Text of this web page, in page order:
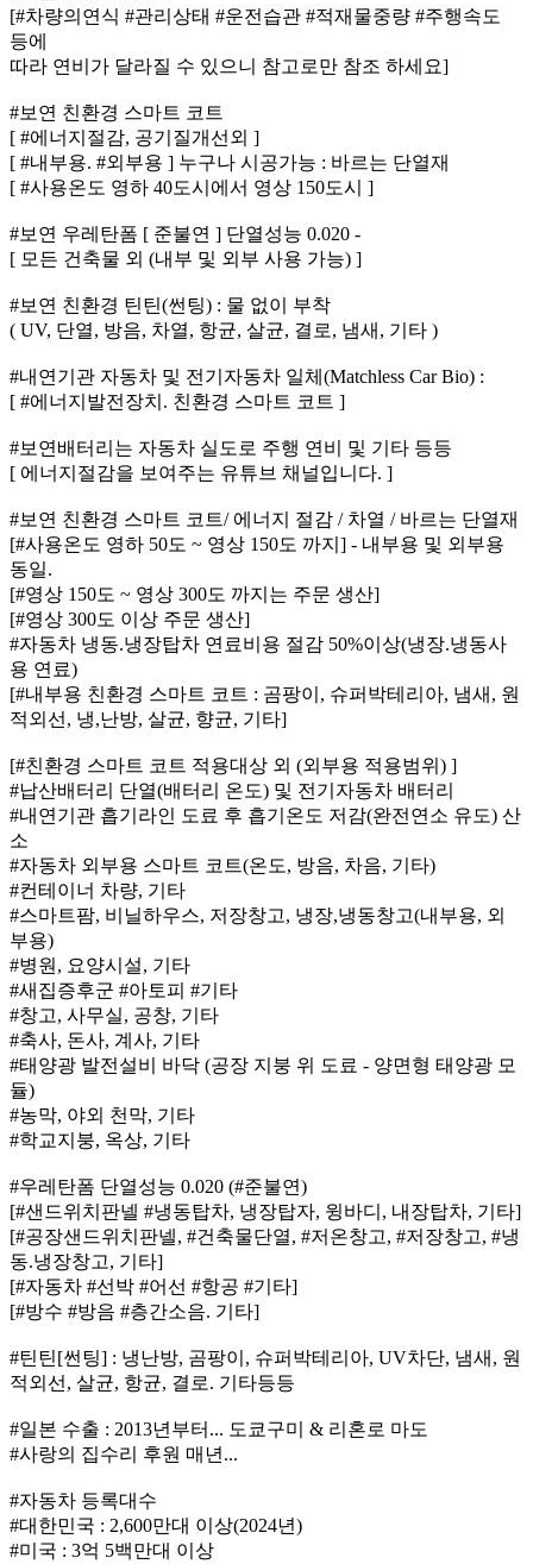
[#차량의연식 #관리상태 #운전습관 #적재물중량 #주행속도
등에
따라 연비가 달라질 수 있으니 참고로만 참조 하세요]
#보연 친환경 스마트 코트
[ #에너지절감, 공기질개선외 ]
[ #내부용. #외부용 ] 누구나 시공가능 : 바르는 단열재
[ #사용온도 영하 40도시에서 영상 150도시 ]
#보연 우레탄폼 [ 준불연 ] 단열성능 0.020 -
[ 모든 건축물 외 (내부 및 외부 사용 가능) ]
#보연 친환경 틴틴(썬팅) : 물 없이 부착
( UV, 단열, 방음, 차열, 항균, 살균, 결로, 냄새, 기타 )
#내연기관 자동차 및 전기자동차 일체(Matchless Car Bio) :
[ #에너지발전장치. 친환경 스마트 코트 ]
#보연배터리는 자동차 실도로 주행 연비 및 기타 등등
[ 에너지절감을 보여주는 유튜브 채널입니다. ]
#보연 친환경 스마트 코트/ 에너지 절감 / 차열 / 바르는 단열재
[#사용온도 영하 50도 ~ 영상 150도 까지] - 내부용 및 외부용
동일.
[#영상 150도 ~ 영상 300도 까지는 주문 생산]
[#영상 300도 이상 주문 생산]
#자동차 냉동.냉장탑차 연료비용 절감 50%이상(냉장.냉동사
용 연료)
[#내부용 친환경 스마트 코트 : 곰팡이, 슈퍼박테리아, 냄새, 원
적외선, 냉,난방, 살균, 향균, 기타]
[#친환경 스마트 코트 적용대상 외 (외부용 적용범위) ]
#납산배터리 단열(배터리 온도) 및 전기자동차 배터리
#내연기관 흡기라인 도료 후 흡기온도 저감(완전연소 유도) 산
소
#자동차 외부용 스마트 코트(온도, 방음, 차음, 기타)
#컨테이너 차량, 기타
#스마트팜, 비닐하우스, 저장창고, 냉장,냉동창고(내부용, 외
부용)
#병원, 요양시설, 기타
#새집증후군 #아토피 #기타
#창고, 사무실, 공창, 기타
#축사, 돈사, 계사, 기타
#태양광 발전설비 바닥 (공장 지붕 위 도료 - 양면형 태양광 모
듈)
#농막, 야외 천막, 기타
#학교지붕, 옥상, 기타
#우레탄폼 단열성능 0.020 (#준불연)
[#샌드위치판넬 #냉동탑차, 냉장탑자, 윙바디, 내장탑차, 기타]
[#공장샌드위치판넬, #건축물단열, #저온창고, #저장창고, #냉
동.냉장창고, 기타]
[#자동차 #선박 #어선 #항공 #기타]
[#방수 #방음 #층간소음. 기타]
#틴틴[썬팅] : 냉난방, 곰팡이, 슈퍼박테리아, UV차단, 냄새, 원
적외선, 살균, 항균, 결로. 기타등등
#일본 수출 : 2013년부터... 도쿄구미 & 리혼로 마도
#사랑의 집수리 후원 매년...
#자동차 등록대수
#대한민국 : 2,600만대 이상(2024년)
#미국 : 3억 5백만대 이상